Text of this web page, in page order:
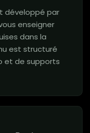
développé par
enseigner
dans la
est structuré
et de supports